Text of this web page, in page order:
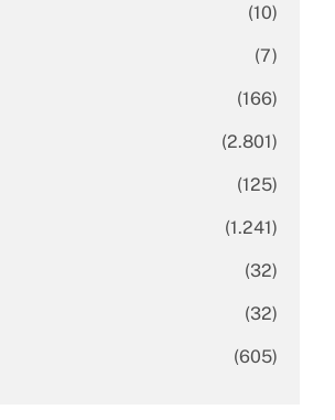
(10)
(7)
(166)
(2.801)
(125)
(1.241)
(32)
(32)
(605)